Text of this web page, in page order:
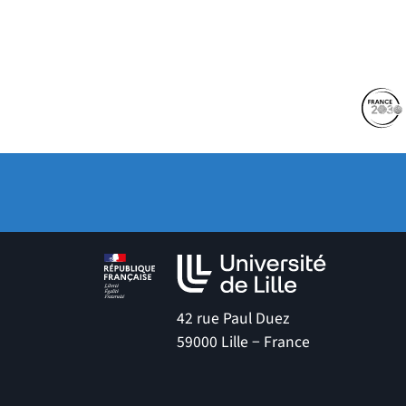
Suivez-nous sur les
42 rue Paul Duez
59000 Lille − France